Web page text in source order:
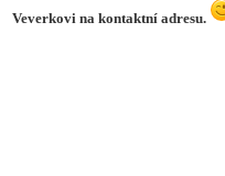
Veverkovi na kontaktní adresu.